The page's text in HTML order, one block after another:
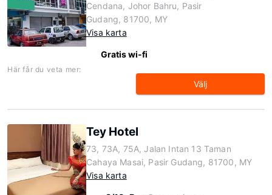
Cendana, Johor Bahru, Pasir
Gudang, 81700, MY
Visa karta
Gratis wi-fi
Här får du veta mer:
Välj
Tey Hotel
73, 73A, 75A, Jalan Intan 13 Taman
Cahaya Masai, Pasir Gudang, 81700, MY
Visa karta